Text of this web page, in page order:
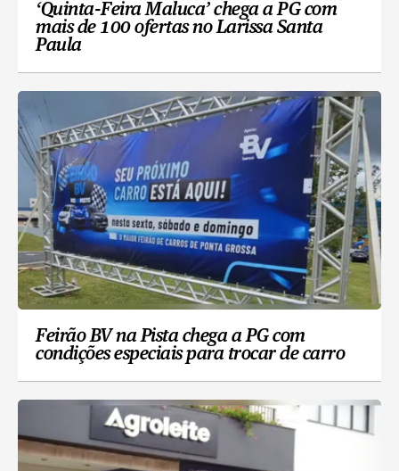
‘Quinta-Feira Maluca’ chega a PG com
mais de 100 ofertas no Larissa Santa
Paula
Feirão BV na Pista chega a PG com
condições especiais para trocar de carro